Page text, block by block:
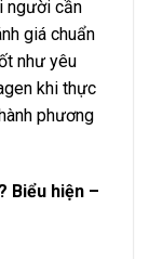
người cần
giá chuẩn
như yêu
khi thực
phương
Biểu hiện –